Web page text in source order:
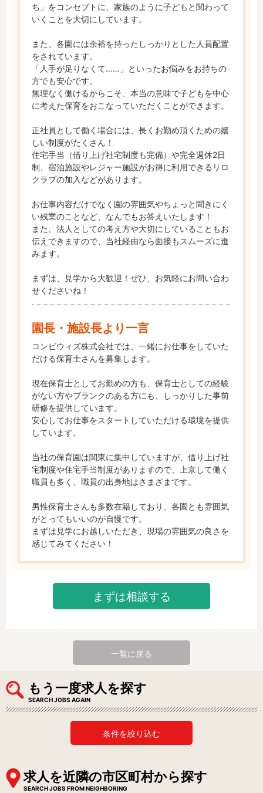
ち」をコンセプトに、家族のように子どもと関わって
いくことを大切にしています。
また、各園には余裕を持ったしっかりとした人員配置
をされています。
「人手が足りなくて……」といったお悩みをお持ちの
方でも安心です。
無理なく働けるからこそ、本当の意味で子どもを中心
に考えた保育をおこなっていただくことができます。
正社員として働く場合には、長くお勤め頂くための嬉
しい制度がたくさん！
住宅手当（借り上げ社宅制度も完備）や完全週休2日
制、宿泊施設やレジャー施設がお得に利用できるリロ
クラブの加入などがあります。
お仕事内容だけでなく園の雰囲気やちょっと聞きにく
い残業のことなど、なんでもお答えいたします！
また、法人としての考え方や大切にしていることもお
伝えできますので、当社経由なら面接もスムーズに進
みます。
まずは、見学から大歓迎！ぜひ、お気軽にお問い合わ
せくださいね！
園長・施設長より一言
コンビウィズ株式会社では、一緒にお仕事をしていた
だける保育士さんを募集します。
現在保育士としてお勤めの方も、保育士としての経験
がない方やブランクのある方にも、しっかりした事前
研修を提供しています。
安心してお仕事をスタートしていただける環境を提供
しています。
当社の保育園は関東に集中していますが、借り上げ社
宅制度や住宅手当制度がありますので、上京して働く
職員も多く、職員の出身地はさまざまです。
男性保育士さんも多数在籍しており、各園とも雰囲気
がとってもいいのが自慢です。
まずは見学にお越しいただき、現場の雰囲気の良さを
感じてみてください！
まずは相談する
一覧に戻る
もう一度求人を探す
SEARCH JOBS AGAIN
条件を絞り込む
求人を近隣の市区町村から探す
SEARCH JOBS FROM NEIGHBORING